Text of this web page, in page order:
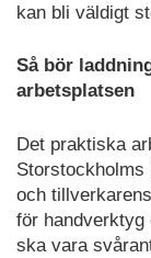
kan bli väldigt
Så bör
arbetsplatsen
Det praktiska
och
för handverktyg
ska vara